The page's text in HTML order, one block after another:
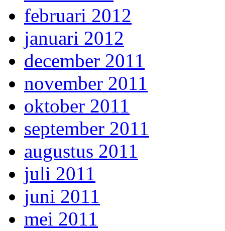
februari 2012
januari 2012
december 2011
november 2011
oktober 2011
september 2011
augustus 2011
juli 2011
juni 2011
mei 2011